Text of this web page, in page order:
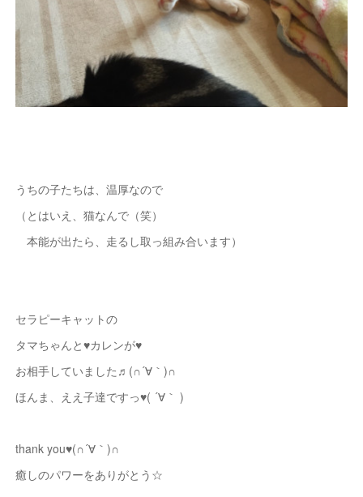
うちの子たちは、温厚なので
（とはいえ、猫なんで（笑）
本能が出たら、走るし取っ組み合います）
セラピーキャットの
タマちゃんと♥カレンが♥
お相手していました♬(∩´∀｀)∩
ほんま、ええ子達ですっ♥( ´∀｀ )
thank you♥(∩´∀｀)∩
癒しのパワーをありがとう☆